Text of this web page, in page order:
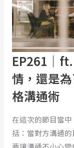
嗎？
EP261｜
情，還是
格溝通術
在這次的節目當
括：當對方溝通
ft.
張
忘
形
你
的
溝
通
是
為
了